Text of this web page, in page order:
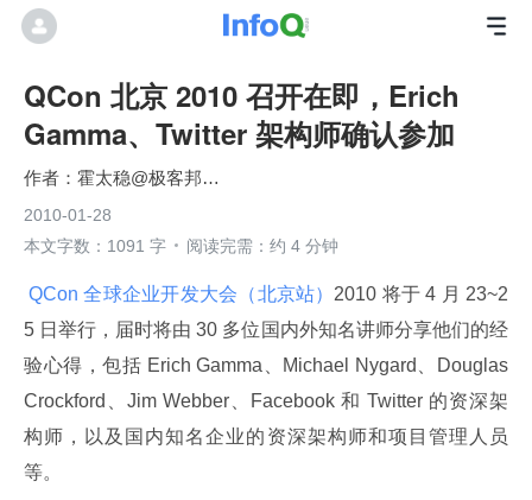
QCon 北京 2010 召开在即，Erich
Gamma、Twitter 架构师确认参加
霍太稳@极客邦科技
2010-01-28
本文字数：1091 字
阅读完需：约 4 分钟
QCon 全球企业开发大会（北京站） 2010 将于 4 月 23~2
5 日举行，届时将由 30 多位国内外知名讲师分享他们的经
验心得，包括 Erich Gamma、Michael Nygard、Douglas
Crockford、Jim Webber、Facebook 和 Twitter 的资深架
构师，以及国内知名企业的资深架构师和项目管理人员
等。